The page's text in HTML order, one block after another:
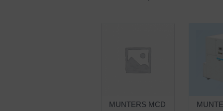
MUNTERS MCD